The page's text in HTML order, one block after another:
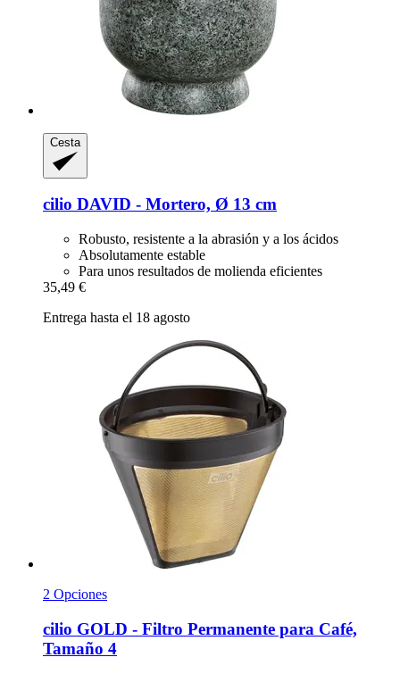
Cesta
cilio DAVID -​ Mortero, Ø 13 cm
Robusto, resistente a la abrasión y a los ácidos
Absolutamente estable
Para unos resultados de molienda eficientes
35,49 €
Entrega hasta el 18 agosto
2 Opciones
cilio GOLD -​ Filtro Permanente para Café,
Tamaño 4